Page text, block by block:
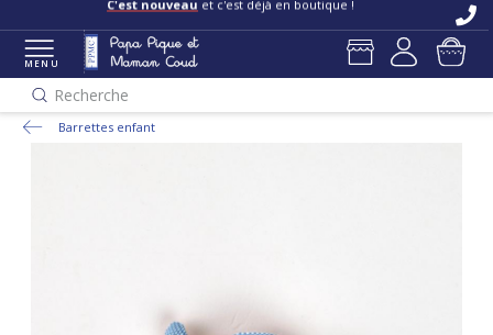
C'est nouveau et c'est déjà en boutique !
MENU
Recherche
Barrettes enfant